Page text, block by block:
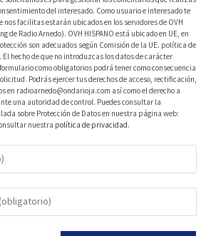
del interesado. Como usuario e interesado te
nos facilitas estarán ubicados en los servidores de OVH
de Radio Arnedo). OVH HISPANO está ubicado en UE, en
son adecuados según Comisión de la UE. política de
El hecho de que no introduzcas los datos de carácter
como obligatorios podrá tener como consecuencia
Podrás ejercer tus derechos de acceso, rectificación,
en radioarnedo@ondarioja.com así como el derecho a
una autoridad de control. Puedes consultar la
sobre Protección de Datos en nuestra página web:
nuestra política de privacidad.